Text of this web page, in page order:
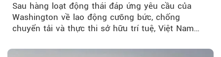
Sau hàng loạt động thái đáp ứng yêu cầu của
Washington về lao động cưỡng bức, chống
chuyển tải và thực thi sở hữu trí tuệ, Việt Nam